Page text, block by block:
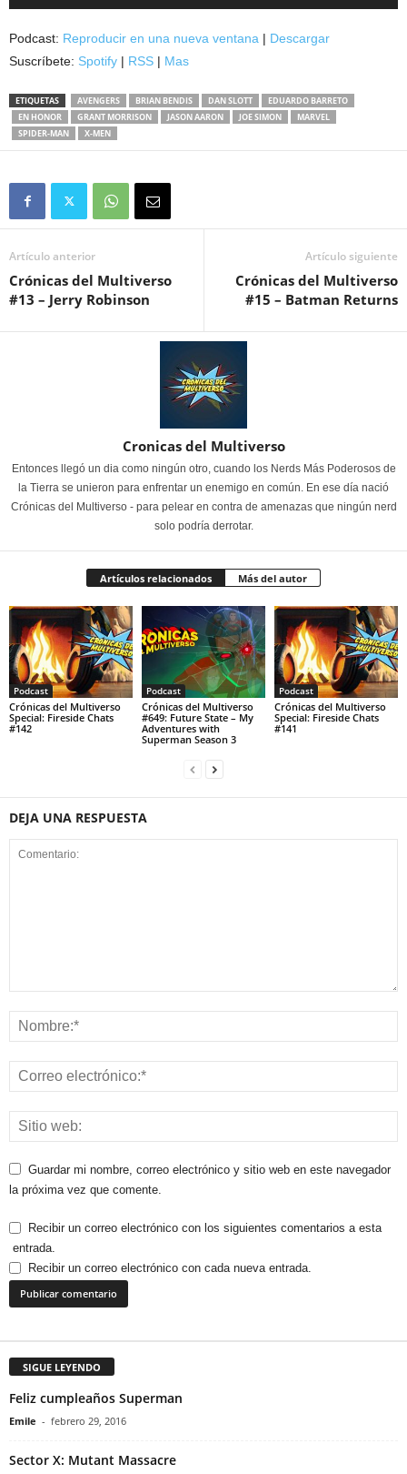
Podcast: Reproducir en una nueva ventana | Descargar
Suscríbete: Spotify | RSS | Mas
ETIQUETAS AVENGERS BRIAN BENDIS DAN SLOTT
EDUARDO BARRETO
EN HONOR
GRANT MORRISON JASON AARON JOE SIMON
MARVEL
SPIDER-MAN
X-MEN
Artículo anterior
Crónicas del Multiverso
#13 – Jerry Robinson
Artículo siguiente
Crónicas del Multiverso
#15 – Batman Returns
Cronicas del Multiverso
Entonces llegó un dia como ningún otro, cuando los Nerds Más Poderosos de
la Tierra se unieron para enfrentar un enemigo en común. En ese día nació
Crónicas del Multiverso - para pelear en contra de amenazas que ningún nerd
solo podría derrotar.
Artículos relacionados Más del autor
Podcast
Crónicas del Multiverso
Special: Fireside Chats
#142
Podcast
Crónicas del Multiverso
#649: Future State – My
Adventures with
Superman Season 3
Podcast
Crónicas del Multiverso
Special: Fireside Chats
#141
DEJA UNA RESPUESTA
Guardar mi nombre, correo electrónico y sitio web en este navegador
la próxima vez que comente.
Recibir un correo electrónico con los siguientes comentarios a esta
entrada.
Recibir un correo electrónico con cada nueva entrada.
SIGUE LEYENDO
Feliz cumpleaños Superman
Emile - febrero 29, 2016
Sector X: Mutant Massacre